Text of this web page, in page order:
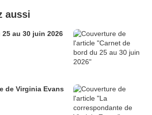
aussi
au 30 juin 2026
de Virginia Evans